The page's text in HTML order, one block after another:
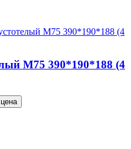
М75 390*190*188 (4